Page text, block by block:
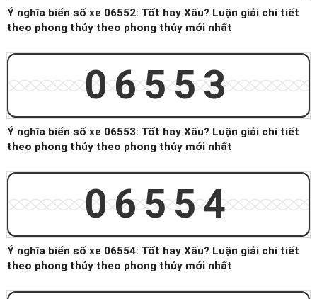
Ý nghĩa biển số xe 06552: Tốt hay Xấu? Luận giải chi tiết
theo phong thủy theo phong thủy mới nhất
06553
Ý nghĩa biển số xe 06553: Tốt hay Xấu? Luận giải chi tiết
theo phong thủy theo phong thủy mới nhất
06554
Ý nghĩa biển số xe 06554: Tốt hay Xấu? Luận giải chi tiết
theo phong thủy theo phong thủy mới nhất